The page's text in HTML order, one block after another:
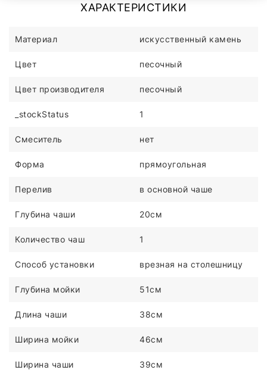
ХАРАКТЕРИСТИКИ
Материал искусственный камень
Цвет песочный
Цвет производителя песочный
_stockStatus 1
Смеситель нет
Форма прямоугольная
Перелив в основной чаше
Глубина чаши 20см
Количество чаш 1
Способ установки врезная на столешницу
Глубина мойки 51см
Длина чаши 38см
Ширина мойки 46см
Ширина чаши 39см